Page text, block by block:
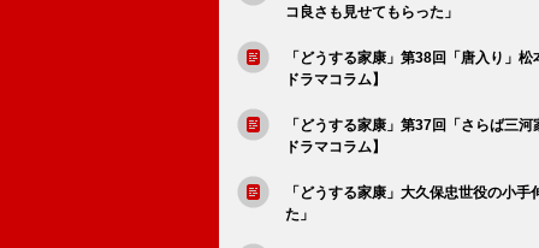
コ良さも見せてもらった」
「どうする家康」第38回「唐入り」
ドラマコラム】
「どうする家康」第37回「さらば三
ドラマコラム】
「どうする家康」大久保忠世役の小
た」